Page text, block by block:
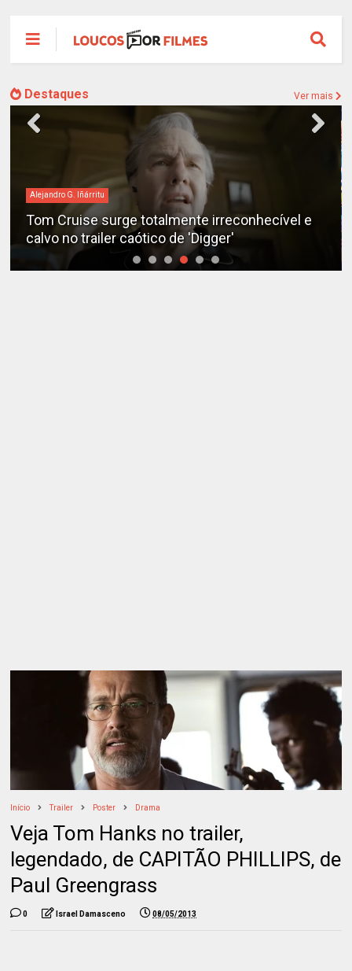
Destaques Ver mais
Alejandro G. Iñárritu
Tom Cruise surge totalmente irreconhecível e
calvo no trailer caótico de 'Digger'
Início Trailer Poster Drama
Veja Tom Hanks no trailer,
legendado, de CAPITÃO PHILLIPS, de
Paul Greengrass
0 Israel Damasceno 08/05/2013